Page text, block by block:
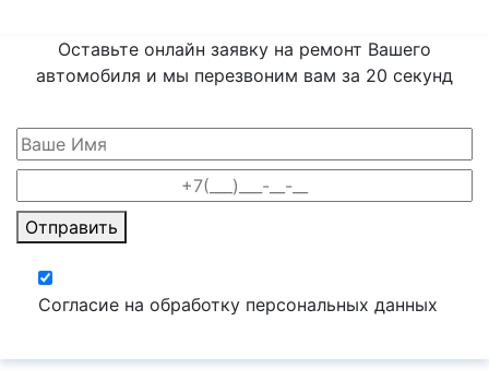
Оставьте онлайн заявку на ремонт Вашего
автомобиля и мы перезвоним вам за 20 секунд
Отправить
Согласие на обработку персональных данных